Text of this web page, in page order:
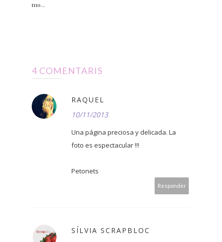
mo...
4 COMENTARIS
RAQUEL
10/11/2013
Una página preciosa y delicada. La
foto es espectacular !!!
Petonets
Responder
SÍLVIA SCRAPBLOC